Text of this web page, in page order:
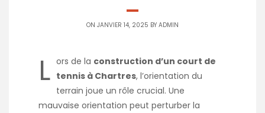
ON JANVIER 14, 2025 BY ADMIN
L ors de la construction d’un court de
tennis à Chartres, l’orientation du
terrain joue un rôle crucial. Une
mauvaise orientation peut perturber la